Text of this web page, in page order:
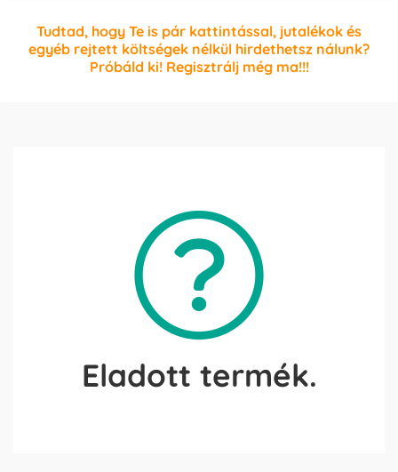
Tudtad, hogy Te is pár kattintással, jutalékok és
egyéb rejtett költségek nélkül hirdethetsz nálunk?
Próbáld ki! Regisztrálj még ma!!!
Eladott termék.